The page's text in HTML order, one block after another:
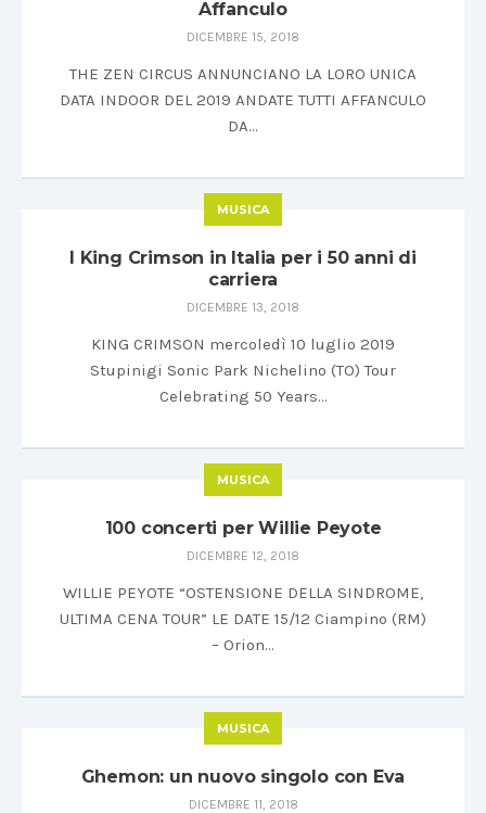
Affanculo
DICEMBRE 15, 2018
THE ZEN CIRCUS ANNUNCIANO LA LORO UNICA
DATA INDOOR DEL 2019 ANDATE TUTTI AFFANCULO
DA…
MUSICA
I King Crimson in Italia per i 50 anni di
carriera
DICEMBRE 13, 2018
KING CRIMSON mercoledì 10 luglio 2019
Stupinigi Sonic Park Nichelino (TO) Tour
Celebrating 50 Years…
MUSICA
100 concerti per Willie Peyote
DICEMBRE 12, 2018
WILLIE PEYOTE “OSTENSIONE DELLA SINDROME,
ULTIMA CENA TOUR” LE DATE 15/12 Ciampino (RM)
– Orion…
MUSICA
Ghemon: un nuovo singolo con Eva
DICEMBRE 11, 2018